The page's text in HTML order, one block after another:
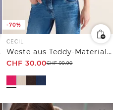
-70%
CECIL
Weste aus Teddy-Material mit Rundhals
CHF 30.00CHF99.90